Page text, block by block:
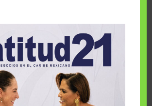
inspira; cumplen
Mayakoba y Make-A-Wish